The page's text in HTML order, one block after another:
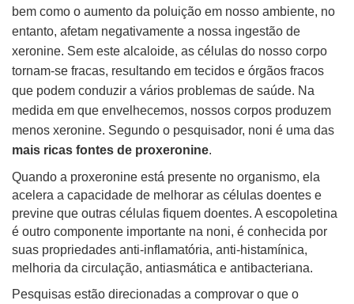
bem como o aumento da poluição em nosso ambiente, no
entanto, afetam negativamente a nossa ingestão de
xeronine. Sem este alcaloide, as células do nosso corpo
tornam-se fracas, resultando em tecidos e órgãos fracos
que podem conduzir a vários problemas de saúde. Na
medida em que envelhecemos, nossos corpos produzem
menos xeronine. Segundo o pesquisador, noni é uma das
mais ricas fontes de proxeronine.
Quando a proxeronine está presente no organismo, ela
acelera a capacidade de melhorar as células doentes e
previne que outras células fiquem doentes. A escopoletina
é outro componente importante na noni, é conhecida por
suas propriedades anti-inflamatória, anti-histamínica,
melhoria da circulação, antiasmática e antibacteriana.
Pesquisas estão direcionadas a comprovar o que o